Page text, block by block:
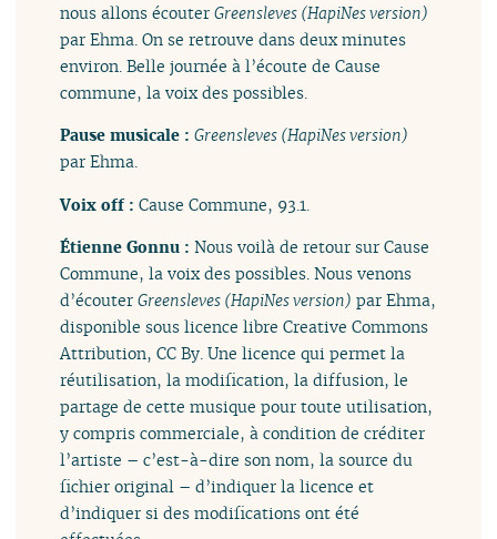
nous allons écouterGreensleves (HapiNes version)
par Ehma. On se retrouve dans deux minutes
environ. Belle journée à l’écoute de Cause
commune, la voix des possibles.
Pause musicale :Greensleves (HapiNes version)
par Ehma.
Voix off :Cause Commune, 93.1.
Étienne Gonnu :Nous voilà de retour sur Cause
Commune, la voix des possibles. Nous venons
d’écouterGreensleves (HapiNes version) par Ehma,
disponible sous licence libre Creative Commons
Attribution, CC By. Une licence qui permet la
réutilisation, la modification, la diffusion, le
partage de cette musique pour toute utilisation,
y compris commerciale, à condition de créditer
l’artiste – c’est-à-dire son nom, la source du
fichier original – d’indiquer la licence et
d’indiquer si des modifications ont été